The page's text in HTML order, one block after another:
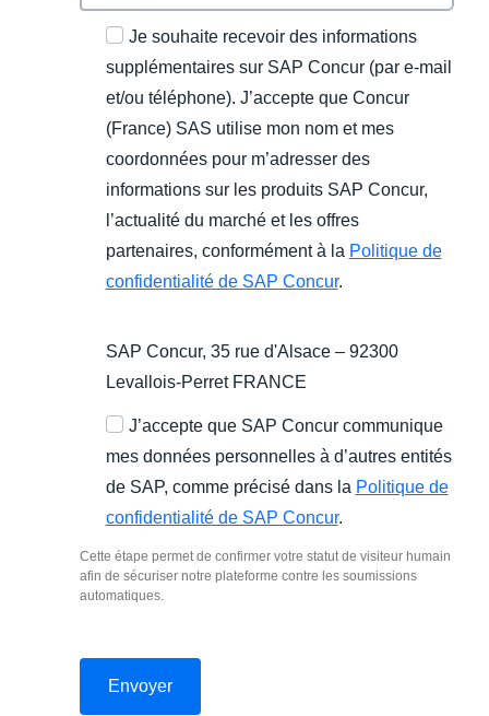
Je souhaite recevoir des informations
supplémentaires sur SAP Concur (par e-mail
et/ou téléphone). J’accepte que Concur
(France) SAS utilise mon nom et mes
coordonnées pour m’adresser des
informations sur les produits SAP Concur,
l’actualité du marché et les offres
partenaires, conformément à la Politique de
confidentialité de SAP Concur.
SAP Concur, 35 rue d'Alsace – 92300
Levallois-Perret FRANCE
J’accepte que SAP Concur communique
mes données personnelles à d’autres entités
de SAP, comme précisé dans la Politique de
confidentialité de SAP Concur.
Cette étape permet de confirmer votre statut de visiteur humain
afin de sécuriser notre plateforme contre les soumissions
automatiques.